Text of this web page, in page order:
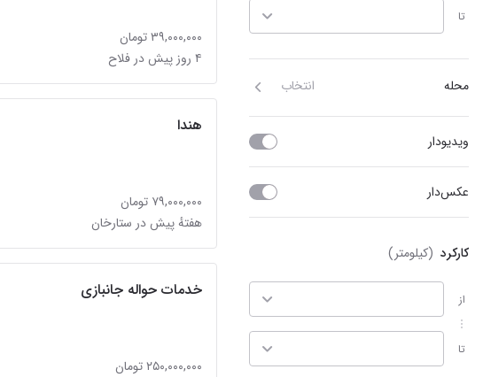
تا
محله انتخاب
ویدیو‌دار
عکس‌دار
کارکرد (کیلومتر)
از
تا
۳۹,۰۰۰,۰۰۰ تومان
۴ روز پیش در فلاح
هندا
۷۹,۰۰۰,۰۰۰ تومان
هفتهٔ پیش در ستارخان
خدمات حواله جانبازی
۲۵۰,۰۰۰,۰۰۰ تومان